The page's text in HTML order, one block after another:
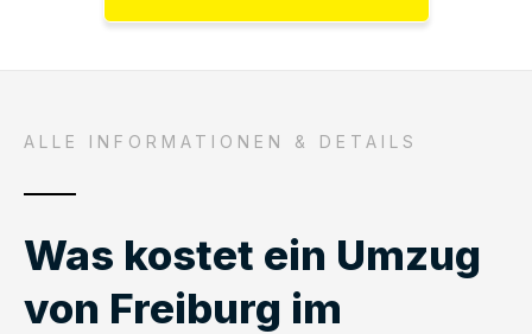
ALLE INFORMATIONEN & DETAILS
Was kostet ein Umzug
von Freiburg im